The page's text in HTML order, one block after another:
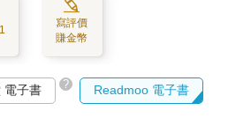
寫評價
賺金幣
電子書 ? Readmoo 電子書